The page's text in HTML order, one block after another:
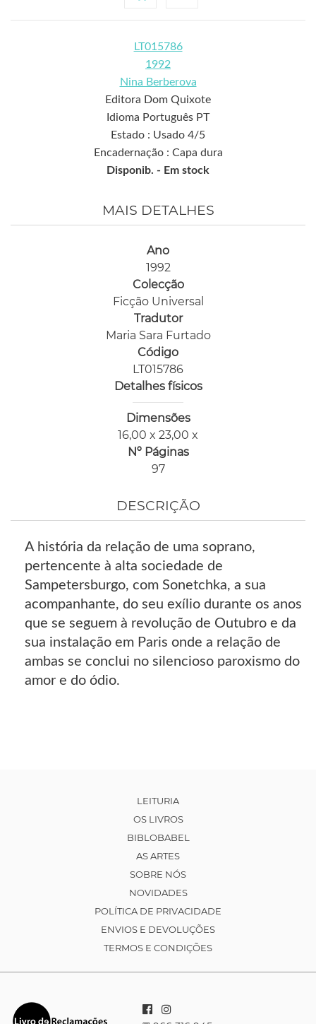
LT015786
1992
Nina Berberova
Editora Dom Quixote
Idioma Português PT
Estado : Usado 4/5
Encadernação : Capa dura
Disponib. - Em stock
MAIS DETALHES
Ano
1992
Colecção
Ficção Universal
Tradutor
Maria Sara Furtado
Código
LT015786
Detalhes físicos
Dimensões
16,00 x 23,00 x
Nº Páginas
97
DESCRIÇÃO
A história da relação de uma soprano,
pertencente à alta sociedade de
Sampetersburgo, com Sonetchka, a sua
acompanhante, do seu exílio durante os anos
que se seguem à revolução de Outubro e da
sua instalação em Paris onde a relação de
ambas se conclui no silencioso paroxismo do
amor e do ódio.
LEITURIA
OS LIVROS
BIBLOBABEL
AS ARTES
SOBRE NÓS
NOVIDADES
POLÍTICA DE PRIVACIDADE
ENVIOS E DEVOLUÇÕES
TERMOS E CONDIÇÕES